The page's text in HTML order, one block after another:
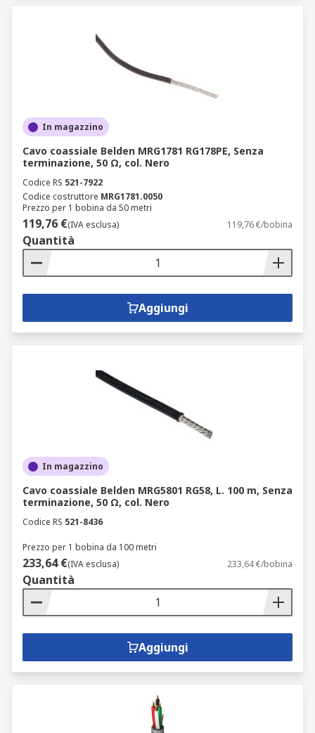
In magazzino
Cavo coassiale Belden MRG1781 RG178PE, Senza
terminazione, 50 Ω, col. Nero
Codice RS 521-7922
Codice costruttore MRG1781.0050
Prezzo per 1 bobina da 50 metri
119,76 €(IVA esclusa) 119,76 €/bobina
Quantità
Aggiungi
In magazzino
Cavo coassiale Belden MRG5801 RG58, L. 100 m, Senza
terminazione, 50 Ω, col. Nero
Codice RS 521-8436
Prezzo per 1 bobina da 100 metri
233,64 €(IVA esclusa) 233,64 €/bobina
Quantità
Aggiungi